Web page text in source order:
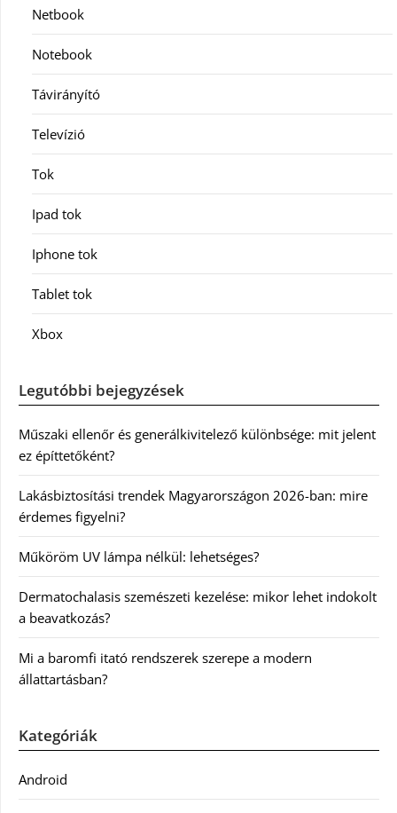
Netbook
Notebook
Távirányító
Televízió
Tok
Ipad tok
Iphone tok
Tablet tok
Xbox
Legutóbbi bejegyzések
Műszaki ellenőr és generálkivitelező különbsége: mit jelent
ez építtetőként?
Lakásbiztosítási trendek Magyarországon 2026-ban: mire
érdemes figyelni?
Műköröm UV lámpa nélkül: lehetséges?
Dermatochalasis szemészeti kezelése: mikor lehet indokolt
a beavatkozás?
Mi a baromfi itató rendszerek szerepe a modern
állattartásban?
Kategóriák
Android